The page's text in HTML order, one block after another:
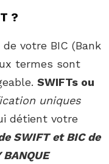
?
votre BIC (Bank
termes sont
SWIFTs ou
uniques
détient votre
SWIFT et BIC de